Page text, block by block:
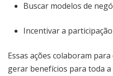
Buscar modelos de
Incentivar a
Essas ações colaboram
gerar benefícios para toda a